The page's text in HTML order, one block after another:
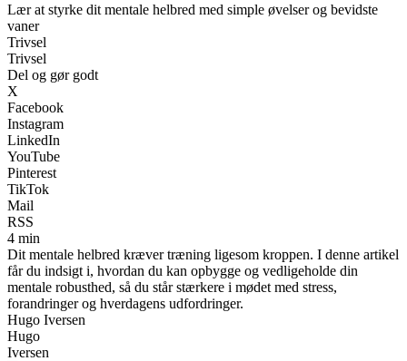
Lær at styrke dit mentale helbred med simple øvelser og bevidste
vaner
Trivsel
Trivsel
Del og gør godt
X
Facebook
Instagram
LinkedIn
YouTube
Pinterest
TikTok
Mail
RSS
4 min
Dit mentale helbred kræver træning ligesom kroppen. I denne artikel
får du indsigt i, hvordan du kan opbygge og vedligeholde din
mentale robusthed, så du står stærkere i mødet med stress,
forandringer og hverdagens udfordringer.
Hugo Iversen
Hugo
Iversen